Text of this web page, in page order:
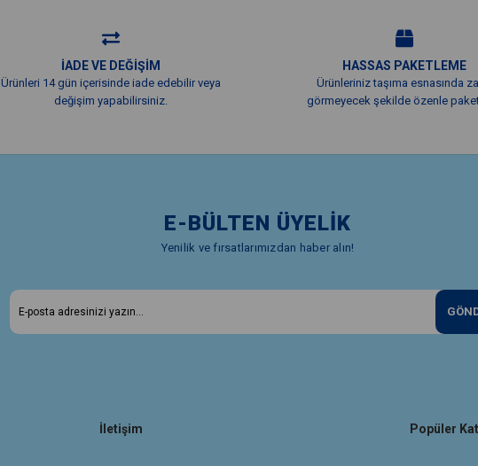
İADE VE DEĞİŞİM
Ürünleri 14 gün içerisinde iade edebilir veya
değişim yapabilirsiniz.
HASSAS PAKETLEME
Ürünleriniz taşıma esnasında
görmeyecek şekilde özenle
E-BÜLTEN ÜYELİK
Yenilik ve fırsatlarımızdan haber alın!
İletişim Popüler